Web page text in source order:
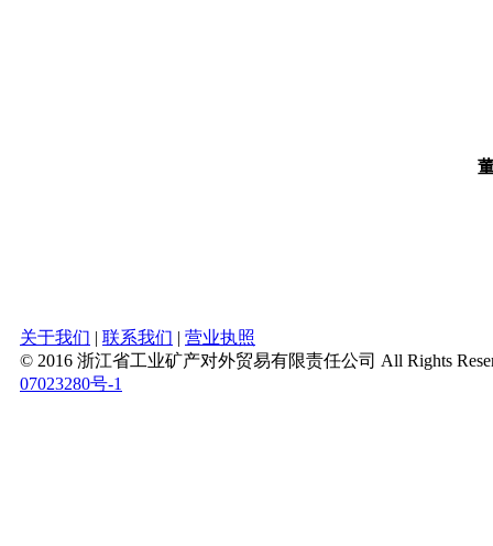
关于我们 | 联系我们 | 营业执照
© 2016 浙江省工业矿产对外贸易有限责任公司 All Rights
07023280号-1